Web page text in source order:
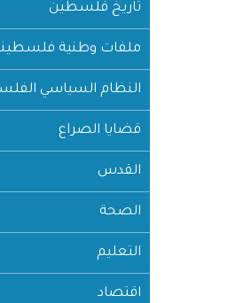
تاريخ فلسطين
ملفات وطنية
النظام السياسي
قضايا الصراع
القدس
الصحة
التعليم
اقتصاد